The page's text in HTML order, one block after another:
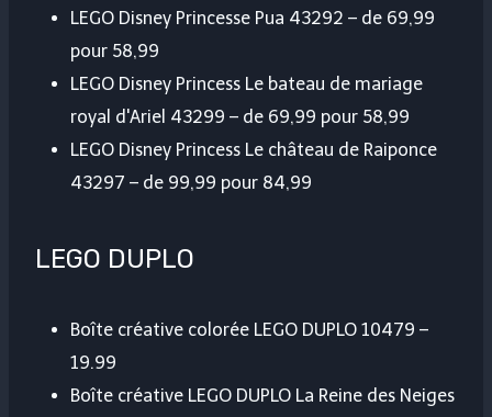
LEGO Disney Princesse Pua 43292 – de 69,99
pour 58,99
LEGO Disney Princess Le bateau de mariage
royal d'Ariel 43299 – de 69,99 pour 58,99
LEGO Disney Princess Le château de Raiponce
43297 – de 99,99 pour 84,99
LEGO DUPLO
Boîte créative colorée LEGO DUPLO 10479 –
19.99
Boîte créative LEGO DUPLO La Reine des Neiges